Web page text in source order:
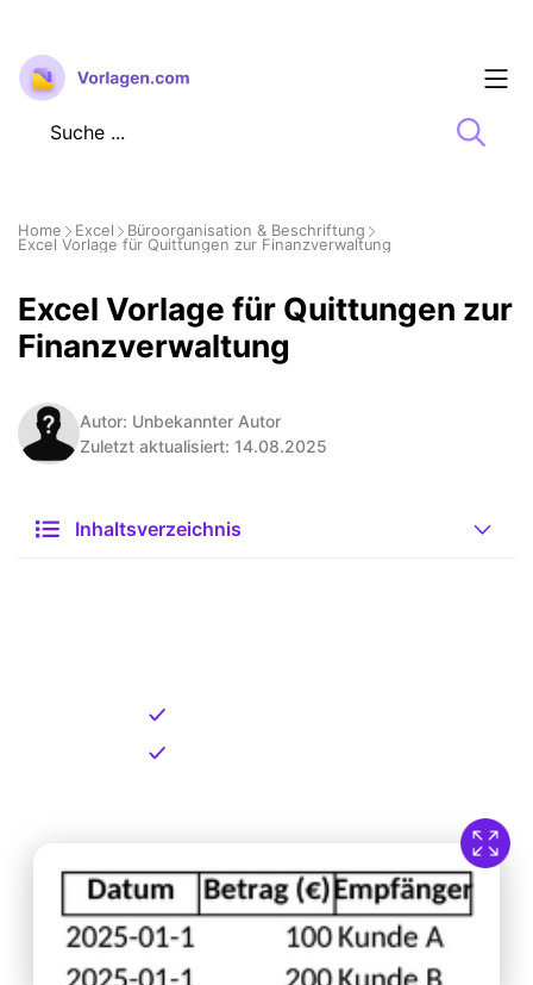
Zum
Inhalt
springen
Home Excel
Büroorganisation & Beschriftung
Excel Vorlage für Quittungen zur Finanzverwaltung
Excel Vorlage für Quittungen zur
Finanzverwaltung
Autor: Unbekannter Autor
Zuletzt aktualisiert: 14.08.2025
Inhaltsverzeichnis